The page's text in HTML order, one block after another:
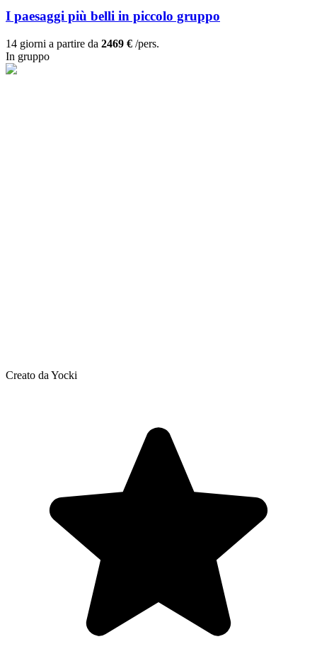
I paesaggi più belli in piccolo gruppo
14 giorni a partire da 2469 € /pers.
In gruppo
Creato da Yocki